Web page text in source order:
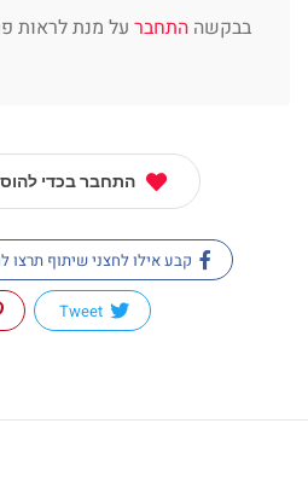
בבקשה התחבר על מנת לראות
התחבר בכדי
קבע אילו לחצני שיתוף תרצו
Tweet